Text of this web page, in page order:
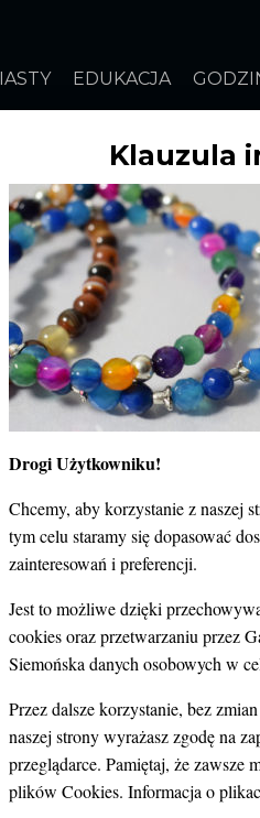
EDUKACJA
Wymagane pola są
Klauzula
Drogi Użytkowniku!
Chcemy, aby korzystanie z naszej
tym celu staramy się dopasować
zainteresowań i preferencji.
Jest to możliwe dzięki
cookies oraz przetwarzaniu przez
Siemońska danych osobowych w
Przez dalsze korzystanie, bez
naszej strony wyrażasz zgodę na
przeglądarce. Pamiętaj, że zawsze
plików Cookies. Informacja o